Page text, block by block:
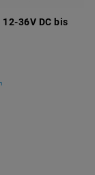
36V DC bis